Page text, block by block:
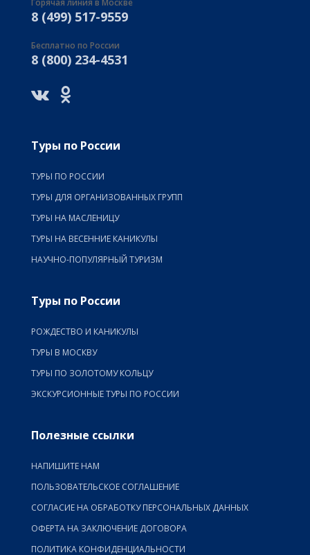
Горячая линия в Москве
8 (499) 517-9559
Бесплатно по России
8 (800) 234-4531
Туры по России
ТУРЫ ПО РОССИИ
ТУРЫ ДЛЯ ОРГАНИЗОВАННЫХ ГРУПП
ТУРЫ НА МАСЛЕНИЦУ
ТУРЫ НА ВЕСЕННИЕ КАНИКУЛЫ
НАУЧНО-ПОПУЛЯРНЫЙ ТУРИЗМ
Туры по России
РОЖДЕСТВО И КАНИКУЛЫ
ТУРЫ В МОСКВУ
ТУРЫ ПО ЗОЛОТОМУ КОЛЬЦУ
ЭКСКУРСИОННЫЕ ТУРЫ ПО РОССИИ
Полезные ссылки
НАПИШИТЕ НАМ
ПОЛЬЗОВАТЕЛЬСКОЕ СОГЛАШЕНИЕ
СОГЛАСИЕ НА ОБРАБОТКУ ПЕРСОНАЛЬНЫХ ДАННЫХ
ОФЕРТА НА ЗАКЛЮЧЕНИЕ ДОГОВОРА
ПОЛИТИКА КОНФИДЕНЦИАЛЬНОСТИ